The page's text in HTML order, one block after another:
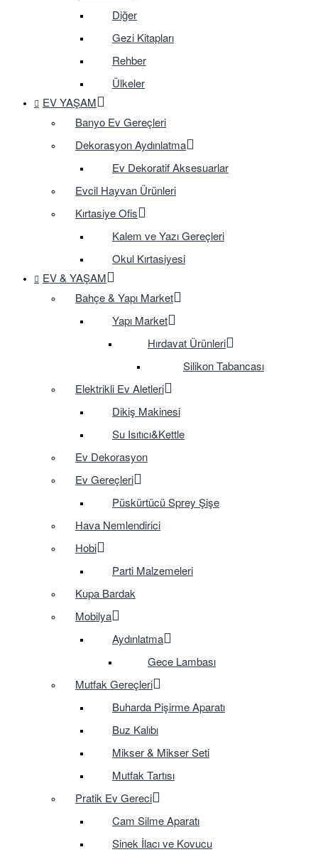
Diğer
Gezi Kitapları
Rehber
Ülkeler
EV YAŞAM
Banyo Ev Gereçleri
Dekorasyon Aydınlatma
Ev Dekoratif Aksesuarlar
Evcil Hayvan Ürünleri
Kırtasiye Ofis
Kalem ve Yazı Gereçleri
Okul Kırtasiyesi
EV & YAŞAM
Bahçe & Yapı Market
Yapı Market
Hırdavat Ürünleri
Silikon Tabancası
Elektrikli Ev Aletleri
Dikiş Makinesi
Su Isıtıcı&Kettle
Ev Dekorasyon
Ev Gereçleri
Püskürtücü Sprey Şişe
Hava Nemlendirici
Hobi
Parti Malzemeleri
Kupa Bardak
Mobilya
Aydınlatma
Gece Lambası
Mutfak Gereçleri
Buharda Pişirme Aparatı
Buz Kalıbı
Mikser & Mikser Seti
Mutfak Tartısı
Pratik Ev Gereci
Cam Silme Aparatı
Sinek İlacı ve Kovucu